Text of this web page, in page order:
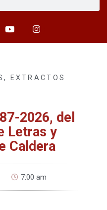
, EXTRACTOS
2026, del
Letras y
Caldera
7:00 am